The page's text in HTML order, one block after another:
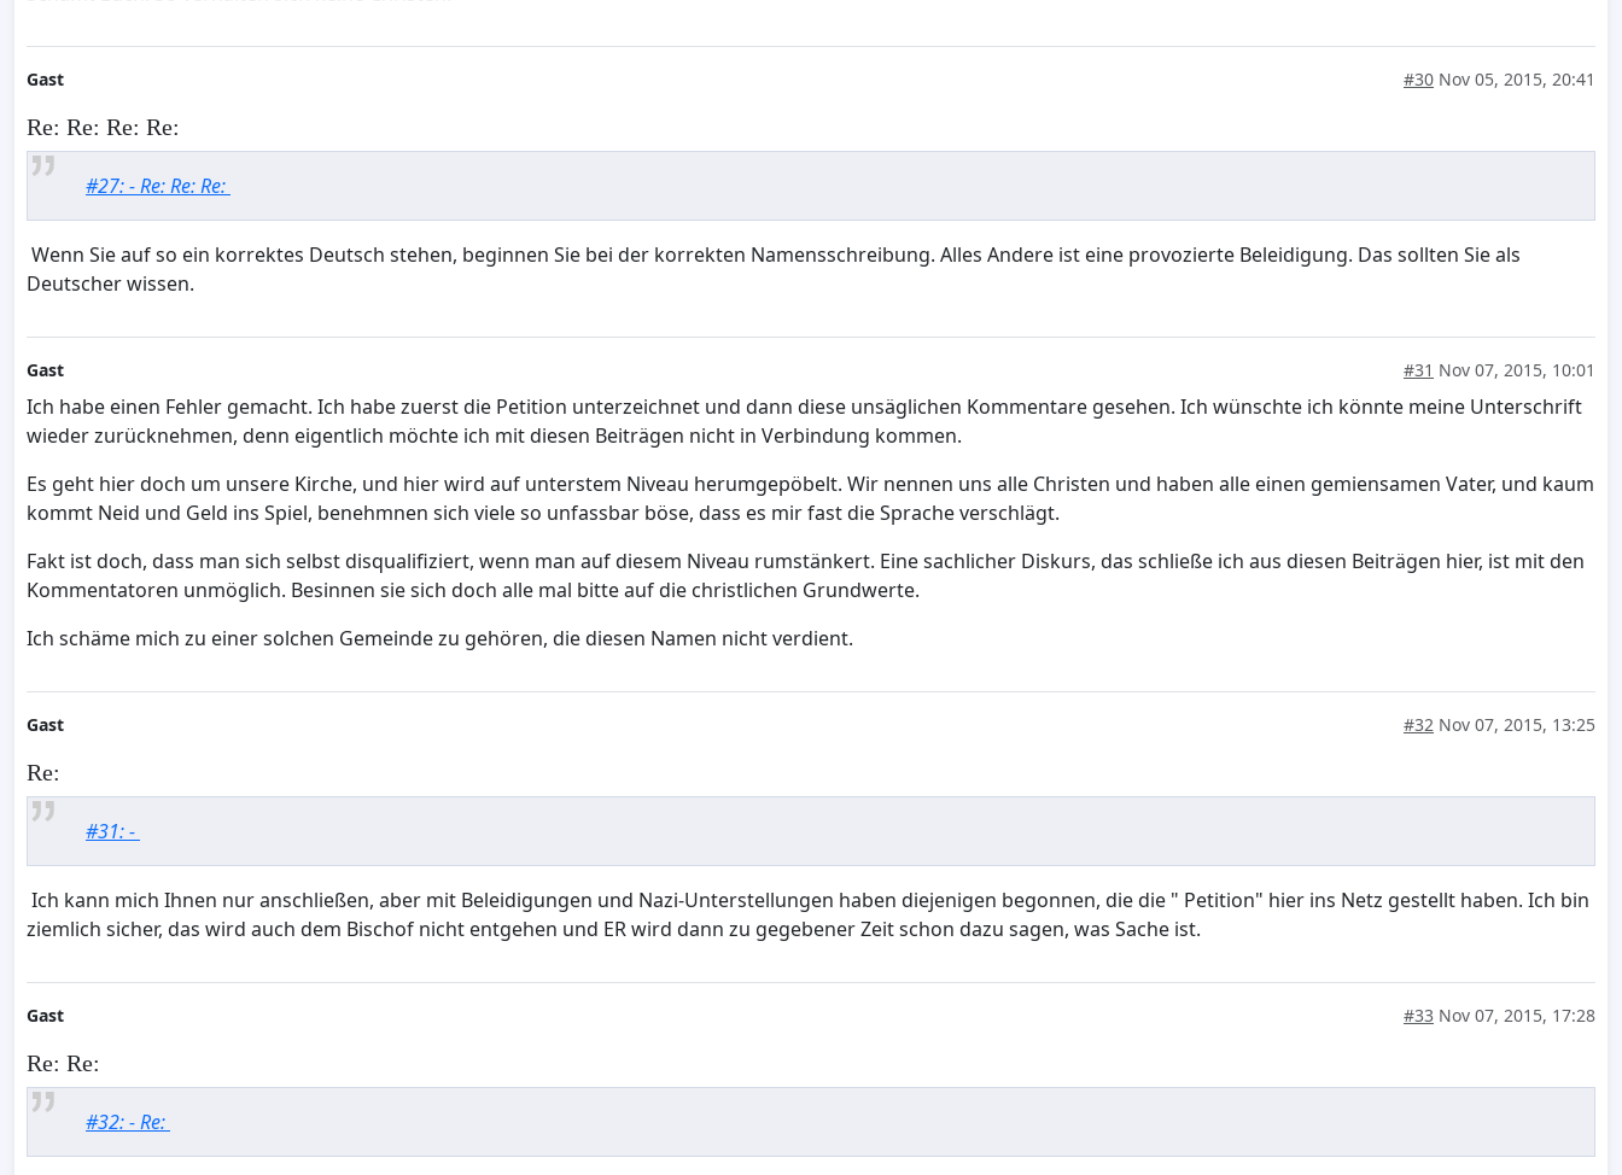
Gast #30 Nov 05, 2015, 20:41
Re: Re: Re: Re:
#27: - Re: Re: Re:
Wenn Sie auf so ein korrektes Deutsch stehen, beginnen Sie bei der korrekten Namensschreibung. Alles Andere ist eine provozierte Beleidigung. Das sollten Sie als
Deutscher wissen.
Gast #31 Nov 07, 2015, 10:01
Ich habe einen Fehler gemacht. Ich habe zuerst die Petition unterzeichnet und dann diese unsäglichen Kommentare gesehen. Ich wünschte ich könnte meine Unterschrift
wieder zurücknehmen, denn eigentlich möchte ich mit diesen Beiträgen nicht in Verbindung kommen.
Es geht hier doch um unsere Kirche, und hier wird auf unterstem Niveau herumgepöbelt. Wir nennen uns alle Christen und haben alle einen gemiensamen Vater, und kaum
kommt Neid und Geld ins Spiel, benehmnen sich viele so unfassbar böse, dass es mir fast die Sprache verschlägt.
Fakt ist doch, dass man sich selbst disqualifiziert, wenn man auf diesem Niveau rumstänkert. Eine sachlicher Diskurs, das schließe ich aus diesen Beiträgen hier, ist mit den
Kommentatoren unmöglich. Besinnen sie sich doch alle mal bitte auf die christlichen Grundwerte.
Ich schäme mich zu einer solchen Gemeinde zu gehören, die diesen Namen nicht verdient.
Gast #32 Nov 07, 2015, 13:25
Re:
#31: -
Ich kann mich Ihnen nur anschließen, aber mit Beleidigungen und Nazi-Unterstellungen haben diejenigen begonnen, die die " Petition" hier ins Netz gestellt haben. Ich bin
ziemlich sicher, das wird auch dem Bischof nicht entgehen und ER wird dann zu gegebener Zeit schon dazu sagen, was Sache ist.
Gast #33 Nov 07, 2015, 17:28
Re: Re:
#32: - Re: